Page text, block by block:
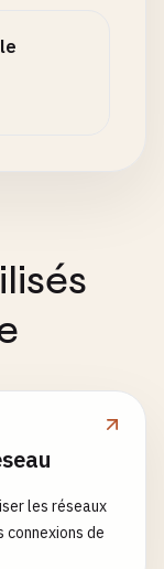
les réseaux
de